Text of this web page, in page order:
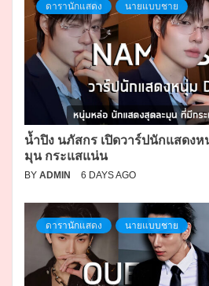
ดารานักแสดง นายแบบชาย
น้ำปิง นภัสกร เปิดวาร์ปนักแสดงห
มุน กระแสแน่น
BY ADMIN 6 DAYS AGO
ดารานักแสดง นายแบบชาย